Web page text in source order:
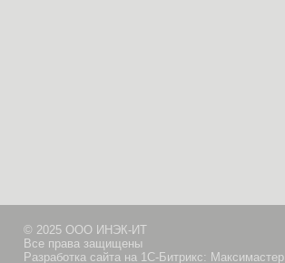
© 2025 ООО ИНЭК-ИТ
Все права защищены
Разработка сайта на 1С-Битрикс: Максимастер